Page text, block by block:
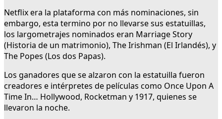
Netflix era la plataforma con más nominaciones, sin
embargo, esta termino por no llevarse sus estatuillas,
los largometrajes nominados eran Marriage Story
(Historia de un matrimonio), The Irishman (El Irlandés), y
The Popes (Los dos Papas).
Los ganadores que se alzaron con la estatuilla fueron
creadores e intérpretes de películas como Once Upon A
Time In… Hollywood, Rocketman y 1917, quienes se
llevaron la noche.